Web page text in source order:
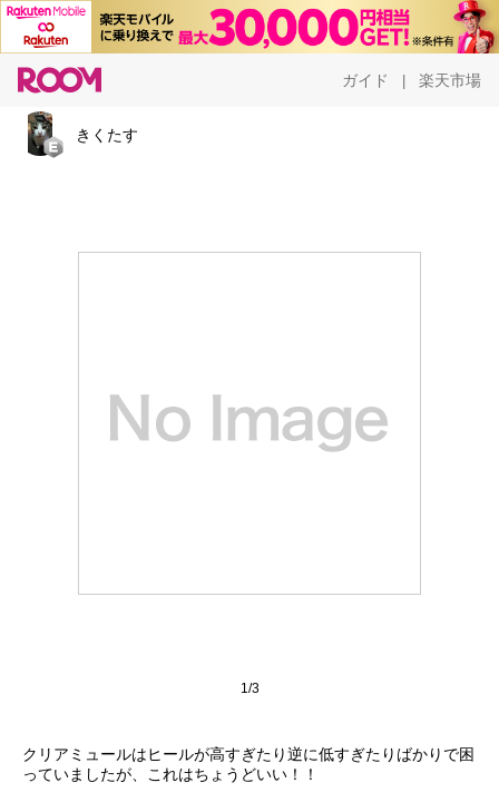
ガイド 楽天市場
きくたす
1/3
クリアミュールはヒールが高すぎたり逆に低すぎたりばかりで困
っていましたが、これはちょうどいい！！